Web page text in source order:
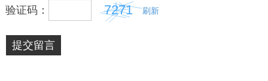
验证码： 刷新